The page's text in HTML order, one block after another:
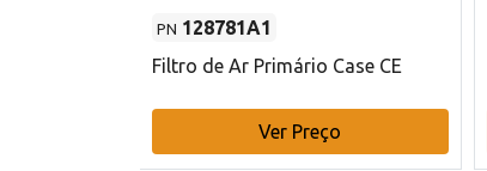
PN 128781A1
Filtro de Ar Primário Case CE
Ver Preço